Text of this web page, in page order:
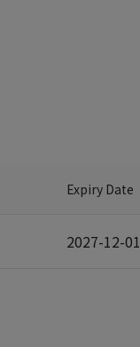
Expiry Date
2027-12-01